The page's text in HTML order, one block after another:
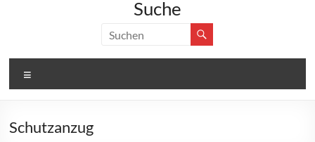
Suche
Schutzanzug